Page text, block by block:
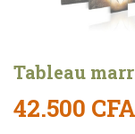
Tableau
42.500 CFA